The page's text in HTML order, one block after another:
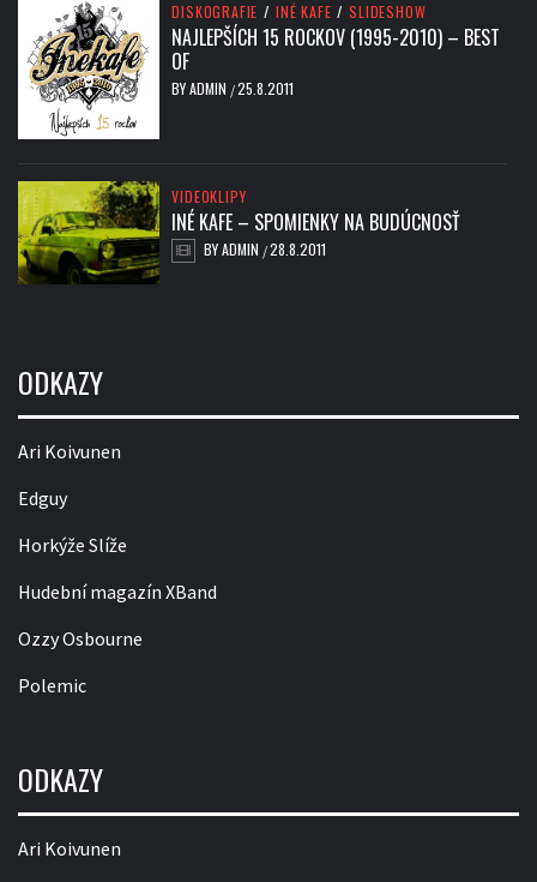
DISKOGRAFIE / INÉ KAFE / SLIDESHOW
NAJLEPŠÍCH 15 ROCKOV (1995-2010) – BEST
OF
BYADMIN /25.8.2011
VIDEOKLIPY
INÉ KAFE – SPOMIENKY NA BUDÚCNOSŤ
BYADMIN /28.8.2011
ODKAZY
Ari Koivunen
Edguy
Horkýže Slíže
Hudební magazín XBand
Ozzy Osbourne
Polemic
ODKAZY
Ari Koivunen